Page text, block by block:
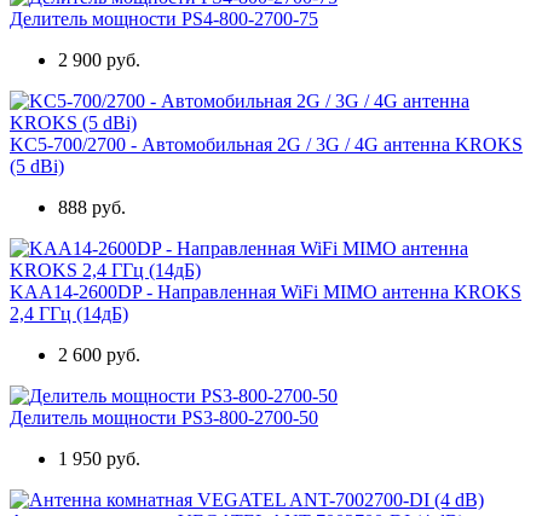
Делитель мощности PS4-800-2700-75
2 900 руб.
KC5-700/2700 - Автомобильная 2G / 3G / 4G антенна KROKS
(5 dBi)
888 руб.
KAA14-2600DP - Направленная WiFi MIMO антенна KROKS
2,4 ГГц (14дБ)
2 600 руб.
Делитель мощности PS3-800-2700-50
1 950 руб.